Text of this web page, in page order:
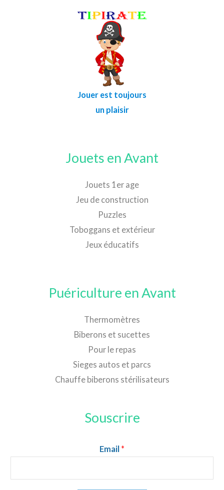
Jouer est toujours
un plaisir
Jouets en Avant
Jouets 1er age
Jeu de construction
Puzzles
Toboggans et extérieur
Jeux éducatifs
Puériculture en Avant
Thermomètres
Biberons et sucettes
Pour le repas
Sieges autos et parcs
Chauffe biberons stérilisateurs
Souscrire
Email *